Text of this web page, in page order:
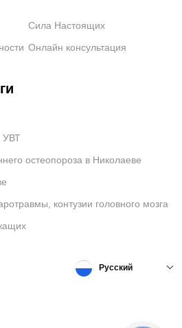
Сила Настоящих
Онлайн консультация
УВТ
остеопороза в Николаеве
контузии головного мозга
Русский